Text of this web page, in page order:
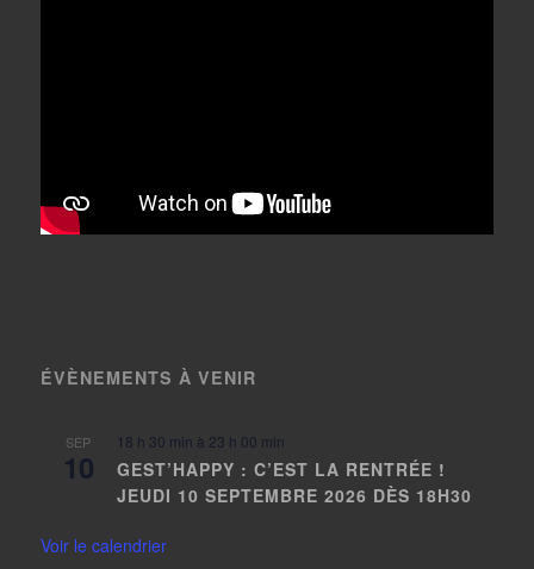
ÉVÈNEMENTS À VENIR
SEP
10
18 h 30 min à 23 h 00 min
GEST’HAPPY : C’EST LA RENTRÉE !
JEUDI 10 SEPTEMBRE 2026 DÈS 18H30
Voir le calendrier